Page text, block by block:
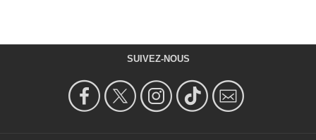
SUIVEZ-NOUS